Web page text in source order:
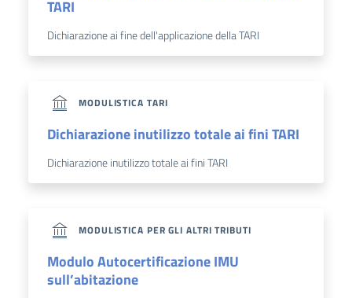
TARI
Dichiarazione ai fine dell'applicazione della TARI
MODULISTICA TARI
Dichiarazione inutilizzo totale ai fini TARI
Dichiarazione inutilizzo totale ai fini TARI
MODULISTICA PER GLI ALTRI TRIBUTI
Modulo Autocertificazione IMU
sull’abitazione